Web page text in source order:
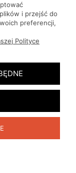
i przejść do
preferencji,
Polityce